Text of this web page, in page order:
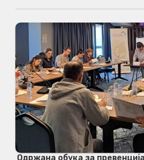
Одржана обука за